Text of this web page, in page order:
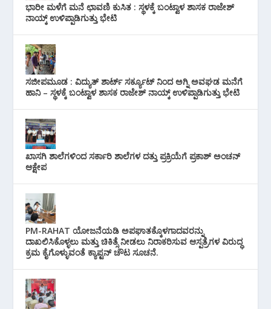
ಭಾರೀ ಮಳೆಗೆ ಮನೆ ಛಾವಣಿ ಕುಸಿತ : ಸ್ಥಳಕ್ಕೆ ಬಂಟ್ವಾಳ ಶಾಸಕ ರಾಜೇಶ್
ನಾಯ್ಕ್ ಉಳಿಪ್ಪಾಡಿಗುತ್ತು ಭೇಟಿ
ಸಜೀಪಮೂಡ : ವಿದ್ಯುತ್ ಶಾರ್ಟ್ ಸರ್ಕ್ಯೂಟ್‌ ನಿಂದ ಅಗ್ನಿ ಅವಘಡ ಮನೆಗೆ
ಹಾನಿ – ಸ್ಥಳಕ್ಕೆ ಬಂಟ್ವಾಳ ಶಾಸಕ ರಾಜೇಶ್ ನಾಯ್ಕ್ ಉಳಿಪ್ಪಾಡಿಗುತ್ತು ಭೇಟಿ
ಖಾಸಗಿ ಶಾಲೆಗಳಿಂದ ಸರ್ಕಾರಿ ಶಾಲೆಗಳ ದತ್ತು ಪ್ರಕ್ರಿಯೆಗೆ ಪ್ರಕಾಶ್ ಅಂಚನ್
ಆಕ್ಷೇಪ
PM-RAHAT ಯೋಜನೆಯಡಿ ಅಪಘಾತಕ್ಕೊಳಗಾದವರನ್ನು
ದಾಖಲಿಸಿಕೊಳ್ಳಲು ಮತ್ತು ಚಿಕಿತ್ಸೆ ನೀಡಲು ನಿರಾಕರಿಸುವ ಆಸ್ಪತ್ರೆಗಳ ವಿರುದ್ಧ
ಕ್ರಮ ಕೈಗೊಳ್ಳುವಂತೆ ಕ್ಯಾಪ್ಟನ್ ಚೌಟ ಸೂಚನೆ.